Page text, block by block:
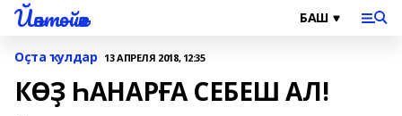
Йәнтөйәк
Оҫта ҡулдар 13 АПРЕЛЯ 2018, 12:35
КӨҘ ҺАНАРҒА СЕБЕШ АЛ!